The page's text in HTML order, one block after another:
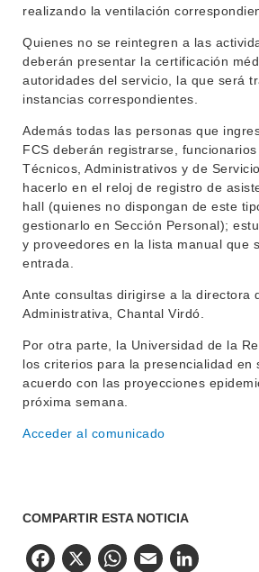
NOTICIAS
CONTACTO
realizando la ventilación
Quienes no se reintegren a las
deberán presentar la certificación
autoridades del servicio, la que será
instancias correspondientes.
Además todas las personas que
FCS deberán registrarse,
Técnicos, Administrativos y de
hacerlo en el reloj de registro de
hall (quienes no dispongan de este
gestionarlo en Sección Personal);
y proveedores en la lista manual que
entrada.
Ante consultas dirigirse a la directora
Administrativa, Chantal Virdó.
Por otra parte, la Universidad de la
los criterios para la presencialidad en
acuerdo con las proyecciones
próxima semana.
Acceder al comunicado
COMPARTIR ESTA NOTICIA
Facebook
X WhatsApp
Email